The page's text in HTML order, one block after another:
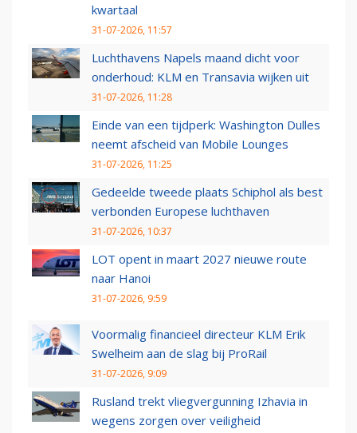
kwartaal
31-07-2026, 11:57
Luchthavens Napels maand dicht voor
onderhoud: KLM en Transavia wijken uit
31-07-2026, 11:28
Einde van een tijdperk: Washington Dulles
neemt afscheid van Mobile Lounges
31-07-2026, 11:25
Gedeelde tweede plaats Schiphol als best
verbonden Europese luchthaven
31-07-2026, 10:37
LOT opent in maart 2027 nieuwe route
naar Hanoi
31-07-2026, 9:59
Voormalig financieel directeur KLM Erik
Swelheim aan de slag bij ProRail
31-07-2026, 9:09
Rusland trekt vliegvergunning Izhavia in
wegens zorgen over veiligheid